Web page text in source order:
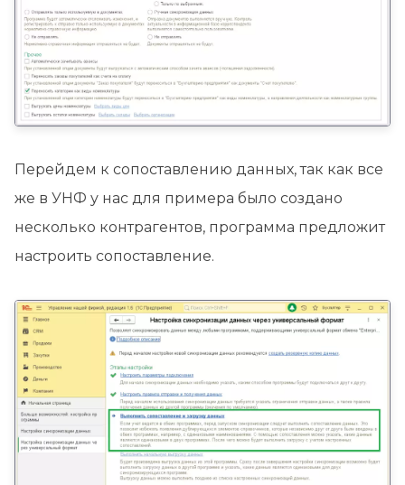
Перейдем к сопоставлению данных, так как все
же в УНФ у нас для примера было создано
несколько контрагентов, программа предложит
настроить сопоставление.